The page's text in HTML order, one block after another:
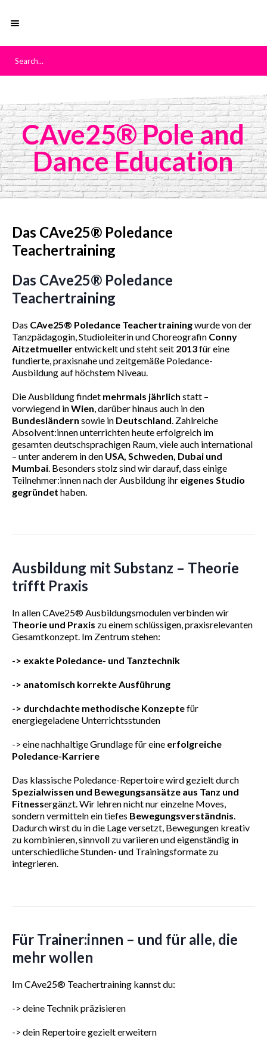
CAve25® Pole and
Dance Education
Das CAve25® Poledance
Teachertraining
Das CAve25® Poledance
Teachertraining
Das CAve25® Poledance Teachertrainingwurde von der
Tanzpädagogin, Studioleiterin und Choreografin Conny
Aitzetmuellerentwickelt und steht seit 2013für eine
fundierte, praxisnahe und zeitgemäße Poledance-
Ausbildung auf höchstem Niveau.
Die Ausbildung findet mehrmals jährlich statt –
vorwiegend inWien, darüber hinaus auch in den
Bundesländern sowie in Deutschland. Zahlreiche
Absolvent:innen unterrichten heute erfolgreich im
gesamten deutschsprachigen Raum, viele auch international
– unter anderem in den USA, Schweden, Dubai und
Mumbai. Besonders stolz sind wir darauf, dass einige
Teilnehmer:innen nach der Ausbildung ihr eigenes Studio
gegründet haben.
Ausbildung mit Substanz – Theorie
trifft Praxis
In allen CAve25® Ausbildungsmodulen verbinden wir
Theorie und Praxis zu einem schlüssigen, praxisrelevanten
Gesamtkonzept. Im Zentrum stehen:
-> exakte Poledance- und Tanztechnik
-> anatomisch korrekte Ausführung
-> durchdachte methodische Konzeptefür
energiegeladene Unterrichtsstunden
-> eine nachhaltige Grundlage für eine erfolgreiche
Poledance-Karriere
Das klassische Poledance-Repertoire wird gezielt durch
Spezialwissen und Bewegungsansätze aus Tanz und
Fitnessergänzt. Wir lehren nicht nur einzelne Moves,
sondern vermitteln ein tiefes Bewegungsverständnis.
Dadurch wirst du in die Lage versetzt, Bewegungen kreativ
zu kombinieren, sinnvoll zu variieren und eigenständig in
unterschiedliche Stunden- und Trainingsformate zu
integrieren.
Für Trainer:innen – und für alle, die
mehr wollen
Im CAve25® Teachertraining kannst du:
-> deine Technik präzisieren
-> dein Repertoire gezielt erweitern